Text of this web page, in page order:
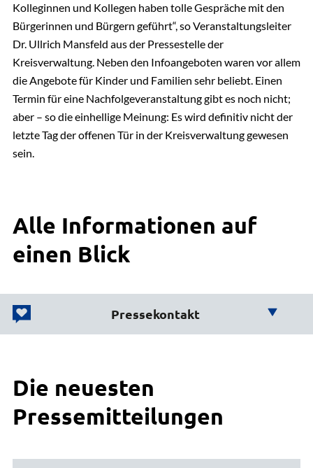
Kolleginnen und Kollegen haben tolle Gespräche mit den
Bürgerinnen und Bürgern geführt“, so Veranstaltungsleiter
Dr. Ullrich Mansfeld aus der Pressestelle der
Kreisverwaltung. Neben den Infoangeboten waren vor allem
die Angebote für Kinder und Familien sehr beliebt. Einen
Termin für eine Nachfolgeveranstaltung gibt es noch nicht;
aber – so die einhellige Meinung: Es wird definitiv nicht der
letzte Tag der offenen Tür in der Kreisverwaltung gewesen
sein.
Alle Informationen auf
einen Blick
Pressekontakt
Büro des Landrats
Leiter Presse und Öffentlichkeitsarbeit
E-Mail senden
Die neuesten
Pressemitteilungen